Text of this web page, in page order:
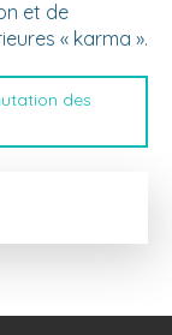
et de
« karma ».
des